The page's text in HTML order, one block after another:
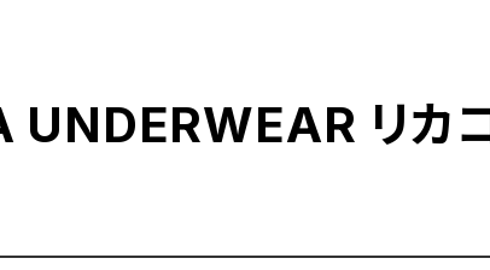
UNDERWEAR リカ